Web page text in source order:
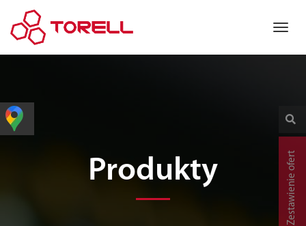
Produkty Zestawienie ofert